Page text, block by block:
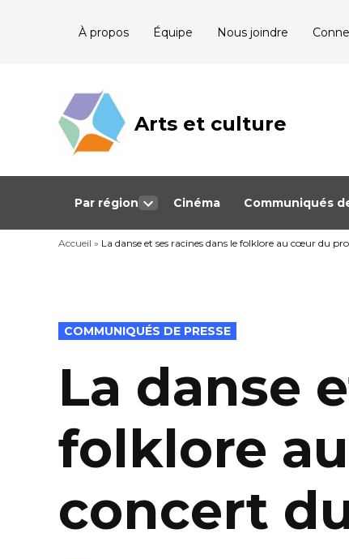
À propos Équipe Nous joindre
Arts et culture
Journalisme
Québec
Par région
dropdown
menu
Cinéma Communiqués
Accueil » La danse et ses racines dans le folklore au cœur du
POSTED
IN
COMMUNIQUÉS DE PRESSE
La danse
folklore
concert